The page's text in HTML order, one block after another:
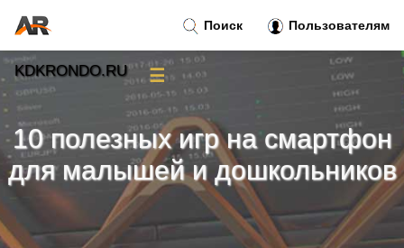
10 полезных игр на смартфон
для малышей и дошкольников
Поиск Пользователям
KDKRONDO.RU ☰
Тренды новостей»